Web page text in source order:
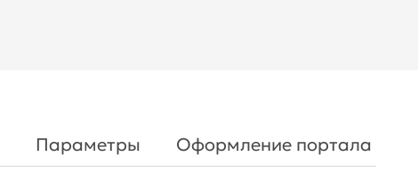
Параметры Оформление портала